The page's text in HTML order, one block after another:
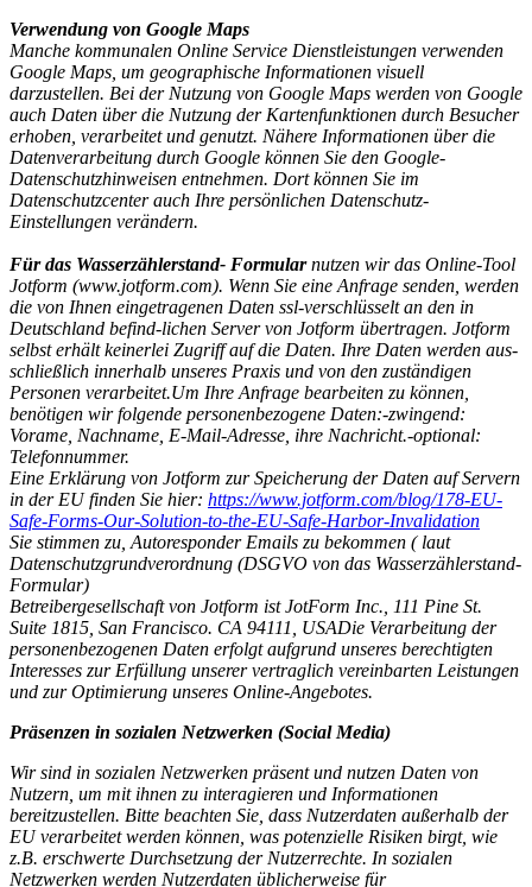
Verwendung von Google Maps
Manche kommunalen Online Service Dienstleistungen verwenden
Google Maps, um geographische Informationen visuell
darzustellen. Bei der Nutzung von Google Maps werden von Google
auch Daten über die Nutzung der Kartenfunktionen durch Besucher
erhoben, verarbeitet und genutzt. Nähere Informationen über die
Datenverarbeitung durch Google können Sie den Google-
Datenschutzhinweisen entnehmen. Dort können Sie im
Datenschutzcenter auch Ihre persönlichen Datenschutz-
Einstellungen verändern.
Für das Wasserzählerstand- Formularnutzen wir das Online-Tool
Jotform (www.jotform.com). Wenn Sie eine Anfrage senden, werden
die von Ihnen eingetragenen Daten ssl-verschlüsselt an den in
Deutschland befind-lichen Server von Jotform übertragen. Jotform
selbst erhält keinerlei Zugriff auf die Daten. Ihre Daten werden aus-
schließlich innerhalb unseres Praxis und von den zuständigen
Personen verarbeitet.Um Ihre Anfrage bearbeiten zu können,
benötigen wir folgende personenbezogene Daten:-zwingend:
Vorame, Nachname, E-Mail-Adresse, ihre Nachricht.-optional:
Telefonnummer.
Eine Erklärung von Jotform zur Speicherung der Daten auf Servern
in der EU finden Sie hier: https://www.jotform.com/blog/178-EU-
Safe-Forms-Our-Solution-to-the-EU-Safe-Harbor-Invalidation
Sie stimmen zu, Autoresponder Emails zu bekommen ( laut
Datenschutzgrundverordnung (DSGVO von das Wasserzählerstand-
Formular)
Betreibergesellschaft von Jotform ist JotForm Inc., 111 Pine St.
Suite 1815, San Francisco. CA 94111, USADie Verarbeitung der
personenbezogenen Daten erfolgt aufgrund unseres berechtigten
Interesses zur Erfüllung unserer vertraglich vereinbarten Leistungen
und zur Optimierung unseres Online-Angebotes.
Präsenzen in sozialen Netzwerken (Social Media)
Wir sind in sozialen Netzwerken präsent und nutzen Daten von
Nutzern, um mit ihnen zu interagieren und Informationen
bereitzustellen. Bitte beachten Sie, dass Nutzerdaten außerhalb der
EU verarbeitet werden können, was potenzielle Risiken birgt, wie
z.B. erschwerte Durchsetzung der Nutzerrechte. In sozialen
Netzwerken werden Nutzerdaten üblicherweise für